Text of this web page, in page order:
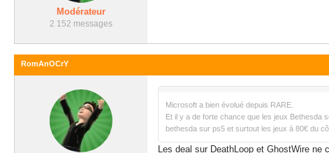
Modérateur
2 152 messages
RomAnOCrY
Microsoft a bien évolué depuis RARE.
Et il y a de forte chance que les jeux Bethesda
bethesda sur ps5 et surtout les jeux à 80€ du
Les deal sur DeathLoop et GhostWire